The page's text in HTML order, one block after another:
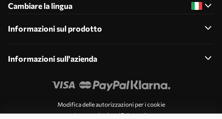
Cambiare la lingua
Informazioni sul prodotto
Informazioni sull'azienda
Modifica delle autorizzazioni per i cookie
Impostazioni notifiche push